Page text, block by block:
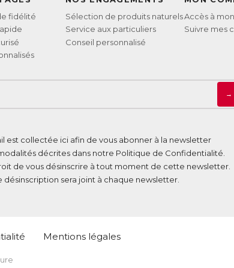
fidélité
Sélection de produits naturels
Service aux particuliers
Conseil personnalisé
Accès à
Suivre mes
→
est collectée ici afin de vous abonner à la newsletter
décrites dans notre Politique de Confidentialité
de vous désinscrire à tout moment de cette newsletter.
désinscription sera joint à chaque newsletter.
Mentions légales